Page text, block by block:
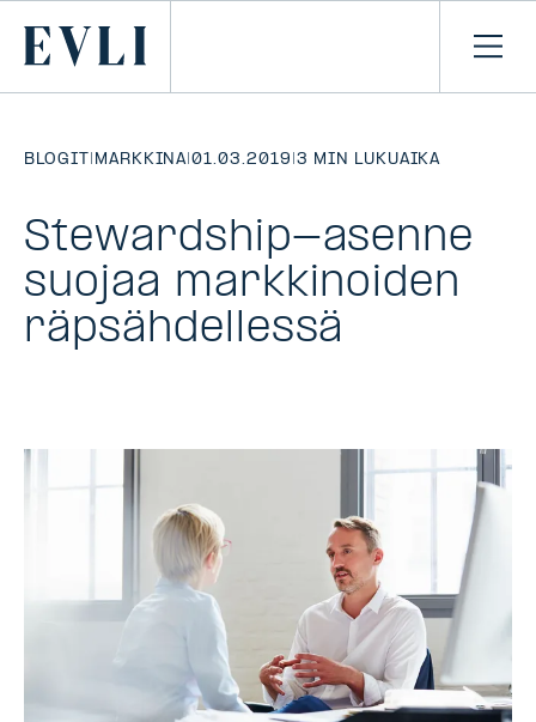
Primary
Avaa
BLOGIT | MARKKINA|01.03.2019 |3 MIN LUKUAIKA
Stewardship-asenne
suojaa markkinoiden
räpsähdellessä